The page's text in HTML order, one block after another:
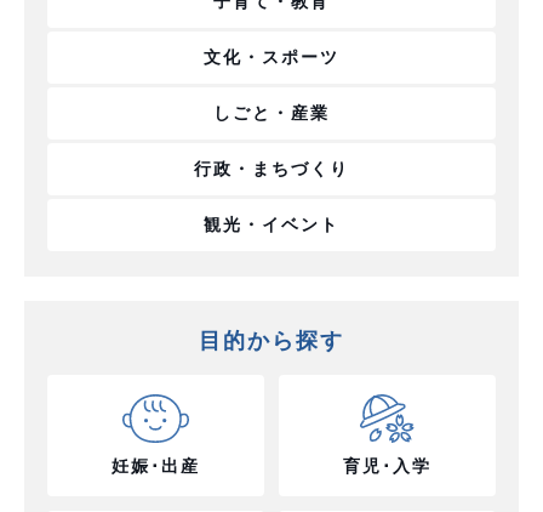
文化・スポーツ
しごと・産業
行政・まちづくり
観光・イベント
目的から探す
妊娠･出産 育児･入学